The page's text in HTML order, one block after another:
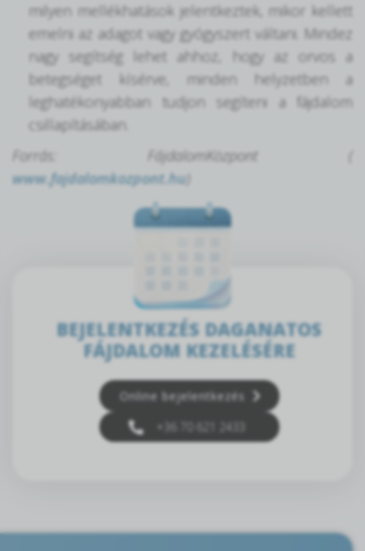
milyen mellékhatások jelentkeztek, mikor kellett
emelni az adagot vagy gyógyszert váltani. Mindez
nagy segítség lehet ahhoz, hogy az orvos a
betegséget kísérve, minden helyzetben a
leghatékonyabban tudjon segíteni a fájdalom
csillapításában.
Forrás: FájdalomKözpont (
www.fajdalomkozpont.hu
BEJELENTKEZÉS DAGANATOS
FÁJDALOM KEZELÉSÉRE
Online bejelentkezés
+36 70 621 2433